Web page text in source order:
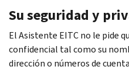
Su seguridad y
El Asistente EITC no le pide
confidencial tal como su
dirección o números de